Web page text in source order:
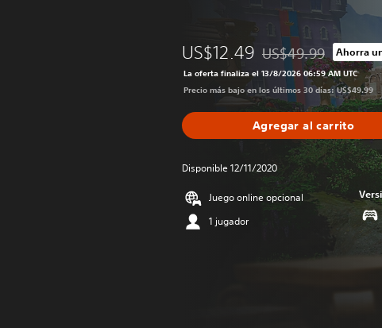
US$12.49 Rebajado del precio
US$49.99 Ahorra
La oferta finaliza el 13/8/2026 06:59 AM UTC
Precio más bajo en los últimos 30 días: US$49.99
Agregar al carrito
Disponible 12/11/2020
Juego online opcional
1 jugador